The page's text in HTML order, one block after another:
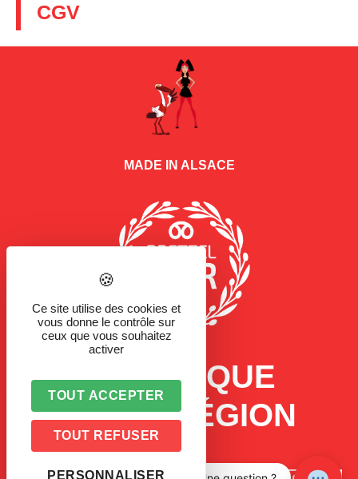
CGV
MADE IN ALSACE
LA MARQUE
D'UNE RÉGION
Ce site utilise des cookies et
vous donne le contrôle sur
ceux que vous souhaitez
activer
TOUT ACCEPTER
TOUT REFUSER
PERSONNALISER